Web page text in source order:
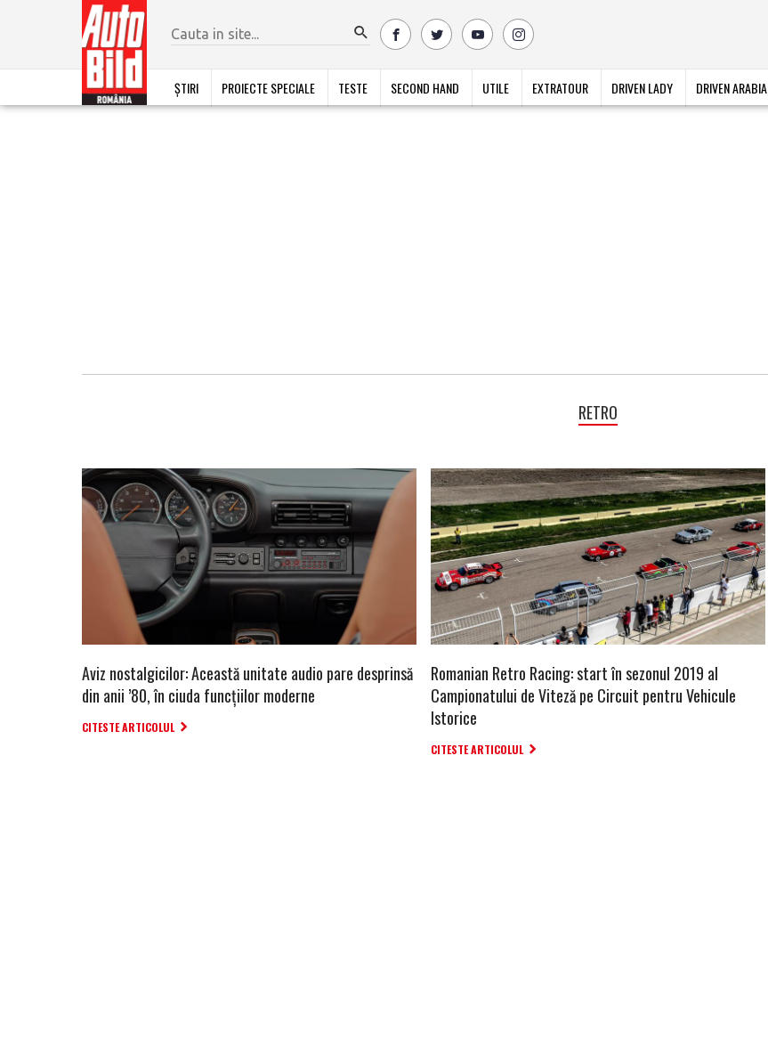
ȘTIRI PROIECTE SPECIALE TESTE SECOND HAND UTILE EXTRATOUR DRIVEN LADY DRIVEN ARABIA
RETRO
Aviz nostalgicilor: Această unitate audio pare desprinsă
din anii ’80, în ciuda funcțiilor moderne
CITESTE ARTICOLUL
Romanian Retro Racing: start în sezonul 2019 al
Campionatului de Viteză pe Circuit pentru Vehicule
Istorice
CITESTE ARTICOLUL